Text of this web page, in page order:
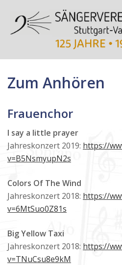
Inhalt
springen
Zum Anhören
Frauenchor
I say a little prayer
Jahreskonzert 2019: https://
v=B5NsmyupN2s
Colors Of The Wind
Jahreskonzert 2018: https://
v=6MtSuo0Z81s
Big Yellow Taxi
Jahreskonzert 2018: https://
v=TNuCsu8e9kM